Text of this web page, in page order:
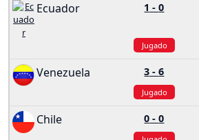
Ecuador
1 -0
Jugado
Venezuela 3 -6
Jugado
Chile 0 -0